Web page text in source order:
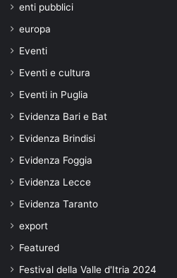
enti pubblici
europa
Eventi
Eventi e cultura
Eventi in Puglia
Evidenza Bari e Bat
Evidenza Brindisi
Evidenza Foggia
Evidenza Lecce
Evidenza Taranto
export
Featured
Festival della Valle d'Itria 2024